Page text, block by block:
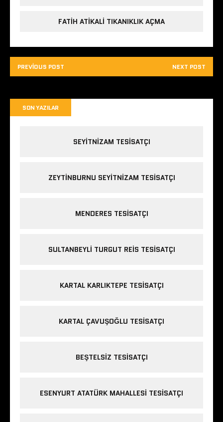
FATIH ATIKALI TIKANIKLIK AÇMA
PREVIOUS POST NEXT POST
SON YAZILAR
SEYITNIZAM TESISATÇI
ZEYTINBURNU SEYITNIZAM TESISATÇI
MENDERES TESISATÇI
SULTANBEYLI TURGUT REIS TESISATÇI
KARTAL KARLIKTEPE TESISATÇI
KARTAL ÇAVUŞOĞLU TESISATÇI
BEŞTELSIZ TESISATÇI
ESENYURT ATATÜRK MAHALLESI TESISATÇI